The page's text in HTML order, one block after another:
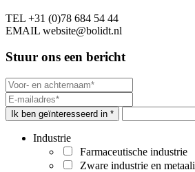
TEL +31 (0)78 684 54 44
EMAIL website@bolidt.nl
Stuur ons een bericht
Ik ben geïnteresseerd in *
Industrie
Farmaceutische industrie
Zware industrie en